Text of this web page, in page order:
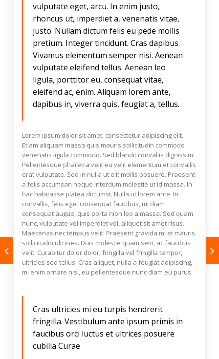
vulputate eget, arcu. In enim justo,
rhoncus ut, imperdiet a, venenatis vitae,
justo. Nullam dictum felis eu pede mollis
pretium. Integer tincidunt. Cras dapibus.
Vivamus elementum semper nisi. Aenean
vulputate eleifend tellus. Aenean leo
ligula, porttitor eu, consequat vitae,
eleifend ac, enim. Aliquam lorem ante,
dapibus in, viverra quis, feugiat a, tellus.
Lorem ipsum dolor sit amet, consectetur adipiscing elit.
Etiam aliquam massa quis mauris sollicitudin commodo
venenatis ligula commodo. Sed blandit convallis dignissim.
Pellentesque pharetra velit eu velit elementum et convallis
erat vulputate. Sed in nulla ut elit mollis posuere. Praesent
a felis accumsan neque interdum molestie ut id massa. In
hac habitasse platea dictumst. Nulla ut lorem ante. In
convallis, felis eget consequat faucibus, mi diam
consequat augue, quis porta nibh leo a massa. Sed quam
nunc, vulputate vel imperdiet vel, aliquet sit amet risus.
Maecenas nec tempus velit. Praesent gravida mi et mauris
sollicitudin ultricies. Duis molestie quam sem, ac faucibus
velit. Curabitur dolor dolor, fringilla vel fringilla tempor,
ultricies sed tellus. Cras aliquet, nulla a feugiat adipiscing,
mi enim ornare nisl, eu pellentesque nunc diam eu purus.
Cras ultricies mi eu turpis hendrerit
fringilla. Vestibulum ante ipsum primis in
faucibus orci luctus et ultrices posuere
cubilia Curae